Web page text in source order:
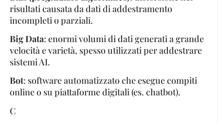
risultati causata da dati di addestramento
incompleti o parziali.
Big Data: enormi volumi di dati generati a grande
velocità e varietà, spesso utilizzati per addestrare
sistemi AI.
Bot: software automatizzato che esegue compiti
online o su piattaforme digitali (es. chatbot).
C